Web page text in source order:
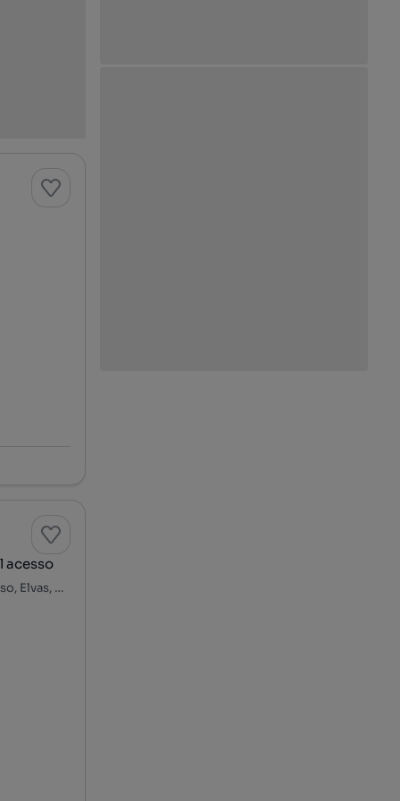
acesso
Praça da República, Assunção, Ajuda, Salvador e Santo Ildefonso, Elvas, Portalegre